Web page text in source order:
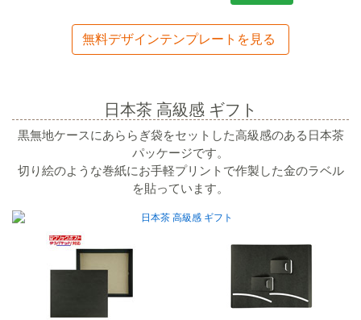
無料デザインテンプレートを見る
日本茶 高級感 ギフト
黒無地ケースにあららぎ袋をセットした高級感のある日本茶
パッケージです。
切り絵のような巻紙にお手軽プリントで作製した金のラベル
を貼っています。